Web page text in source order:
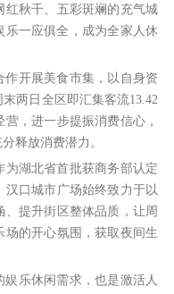
红秋千、五彩斑斓的充气城
一应俱全，成为全家人休
开展美食市集，以自身资
两日全区即汇集客流13.42
，进一步提振消费信心，
释放消费潜力。
为湖北省首批获商务部认定
汉口城市广场始终致力于以
提升街区整体品质，让周
的开心氛围，获取夜间生
乐休闲需求，也是激活人